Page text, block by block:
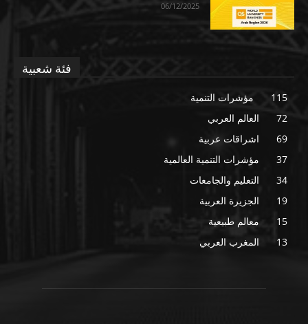
06/12/2025
فئة شعبية
مؤشرات التنمية
115
العالم العربي
72
اشراقات عربية
69
مؤشرات التنمية العالمية
37
التعليم والجامعات
34
الجزيرة العربية
19
معالم طبيعية
15
المغرب العربي
13